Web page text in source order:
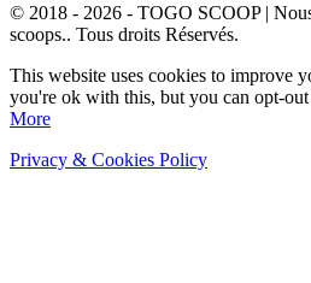
© 2018 - 2026 - TOGO SCOOP |
scoops.. Tous droits Réservés.
This website uses cookies to improve
you're ok with this, but you can opt-
More
Privacy & Cookies Policy